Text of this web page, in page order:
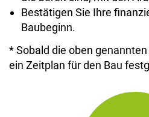
Bestätigen Sie Ihre
Baubeginn.
* Sobald die oben
ein Zeitplan für den Bau